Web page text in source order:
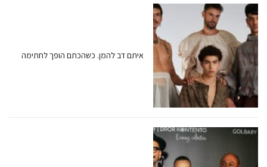
איתם דב להמן. כשהכתם הופך לחתימה